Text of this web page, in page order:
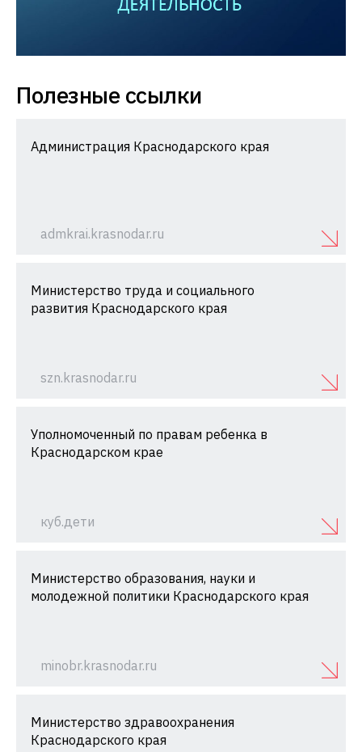
Полезные ссылки
Администрация Краснодарского края
admkrai.krasnodar.ru
Министерство труда и социального
развития Краснодарского края
szn.krasnodar.ru
Уполномоченный по правам ребенка в
Краснодарском крае
куб.дети
Министерство образования, науки и
молодежной политики Краснодарского края
minobr.krasnodar.ru
Министерство здравоохранения
Краснодарского края